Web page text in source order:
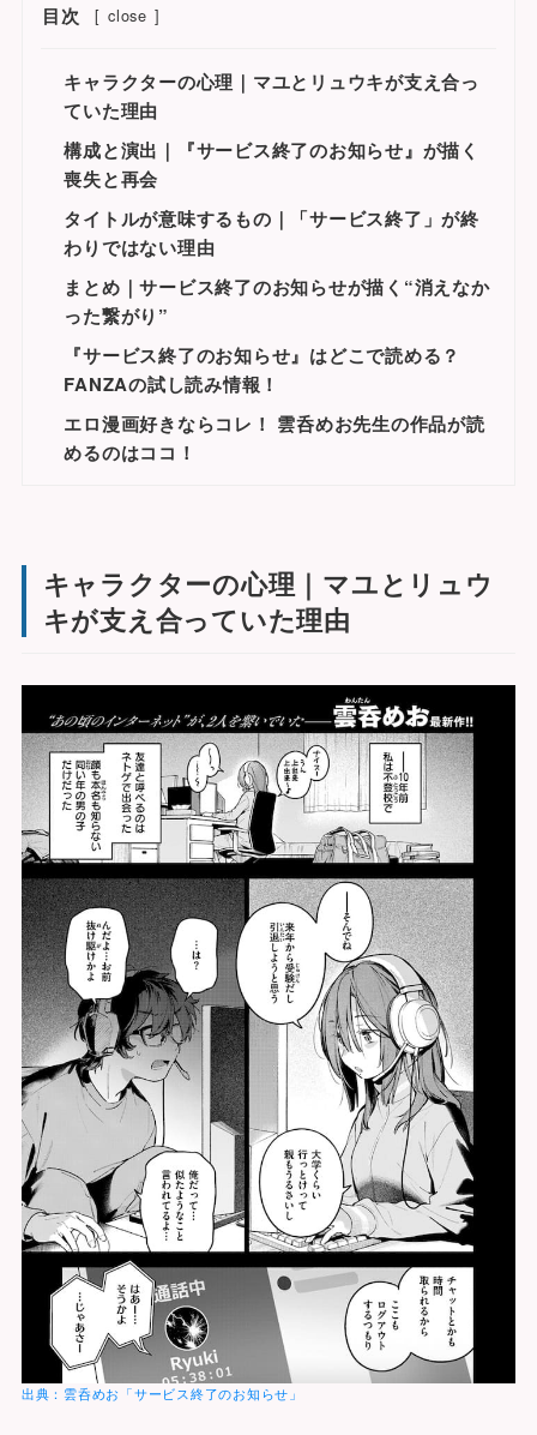
目次 [ close ]
キャラクターの心理｜マユとリュウキが支え合っ
ていた理由
構成と演出｜『サービス終了のお知らせ』が描く
喪失と再会
タイトルが意味するもの｜「サービス終了」が終
わりではない理由
まとめ｜サービス終了のお知らせが描く“消えなか
った繋がり”
『サービス終了のお知らせ』はどこで読める？
FANZAの試し読み情報！
エロ漫画好きならコレ！ 雲呑めお先生の作品が読
めるのはココ！
キャラクターの心理｜マユとリュウ
キが支え合っていた理由
出典：雲呑めお「サービス終了のお知らせ」